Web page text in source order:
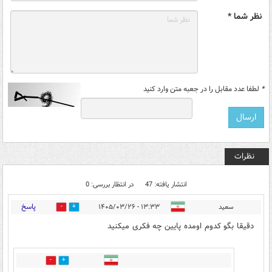
نظر شما *
* لطفا عدد مقابل را در جعبه متن وارد کنید
نظرات
انتشار یافته: 47 در انتظار بررسی: 0
سعید ۱۳:۳۳ - ۱۴۰۵/۰۳/۲۶ 29 پاسخ
دقیقا بگو کدوم اومده پایین چه فکری میکنید
1